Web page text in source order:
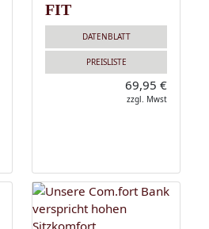
FIT
DATENBLATT
PREISLISTE
69,95 €
zzgl. Mwst